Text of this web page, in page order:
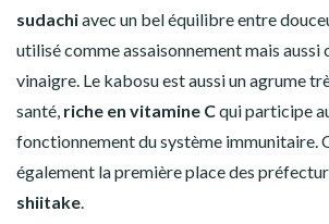
sudachiavec un bel équilibre entre
utilisé comme assaisonnement mais aussi
vinaigre. Le kabosu est aussi un agrume
santé, riche en vitamine Cqui participe
fonctionnement du système immunitaire.
également la première place des
shiitake